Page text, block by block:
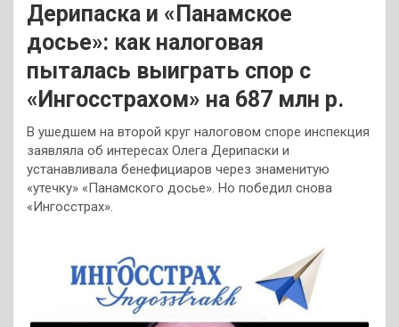
Дерипаска и «Панамское
досье»: как налоговая
пыталась выиграть спор с
«Ингосстрахом» на 687 млн р.
В ушедшем на второй круг налоговом споре инспекция
заявляла об интересах Олега Дерипаски и
устанавливала бенефициаров через знаменитую
«утечку» «Панамского досье». Но победил снова
«Ингосстрах».